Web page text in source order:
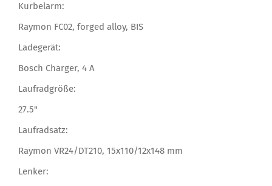
Kurbelarm:
Raymon FC02, forged alloy, BIS
Ladegerät:
Bosch Charger, 4 A
Laufradgröße:
27.5"
Laufradsatz:
Raymon VR24/DT210, 15x110/12x148 mm
Lenker: